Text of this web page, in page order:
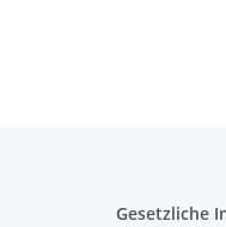
Gesetzliche